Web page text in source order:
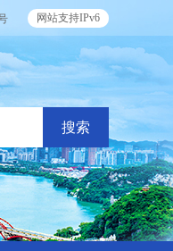
网站支持IPv6
搜索